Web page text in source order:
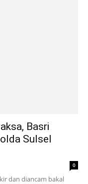
Basri
Sulsel
0
dan diancam bakal